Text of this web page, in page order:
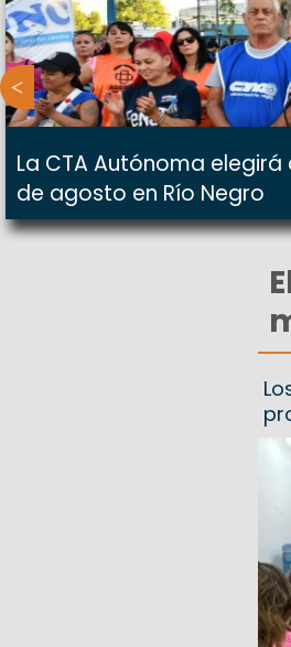
La CTA Autónoma
de agosto en Río Negro